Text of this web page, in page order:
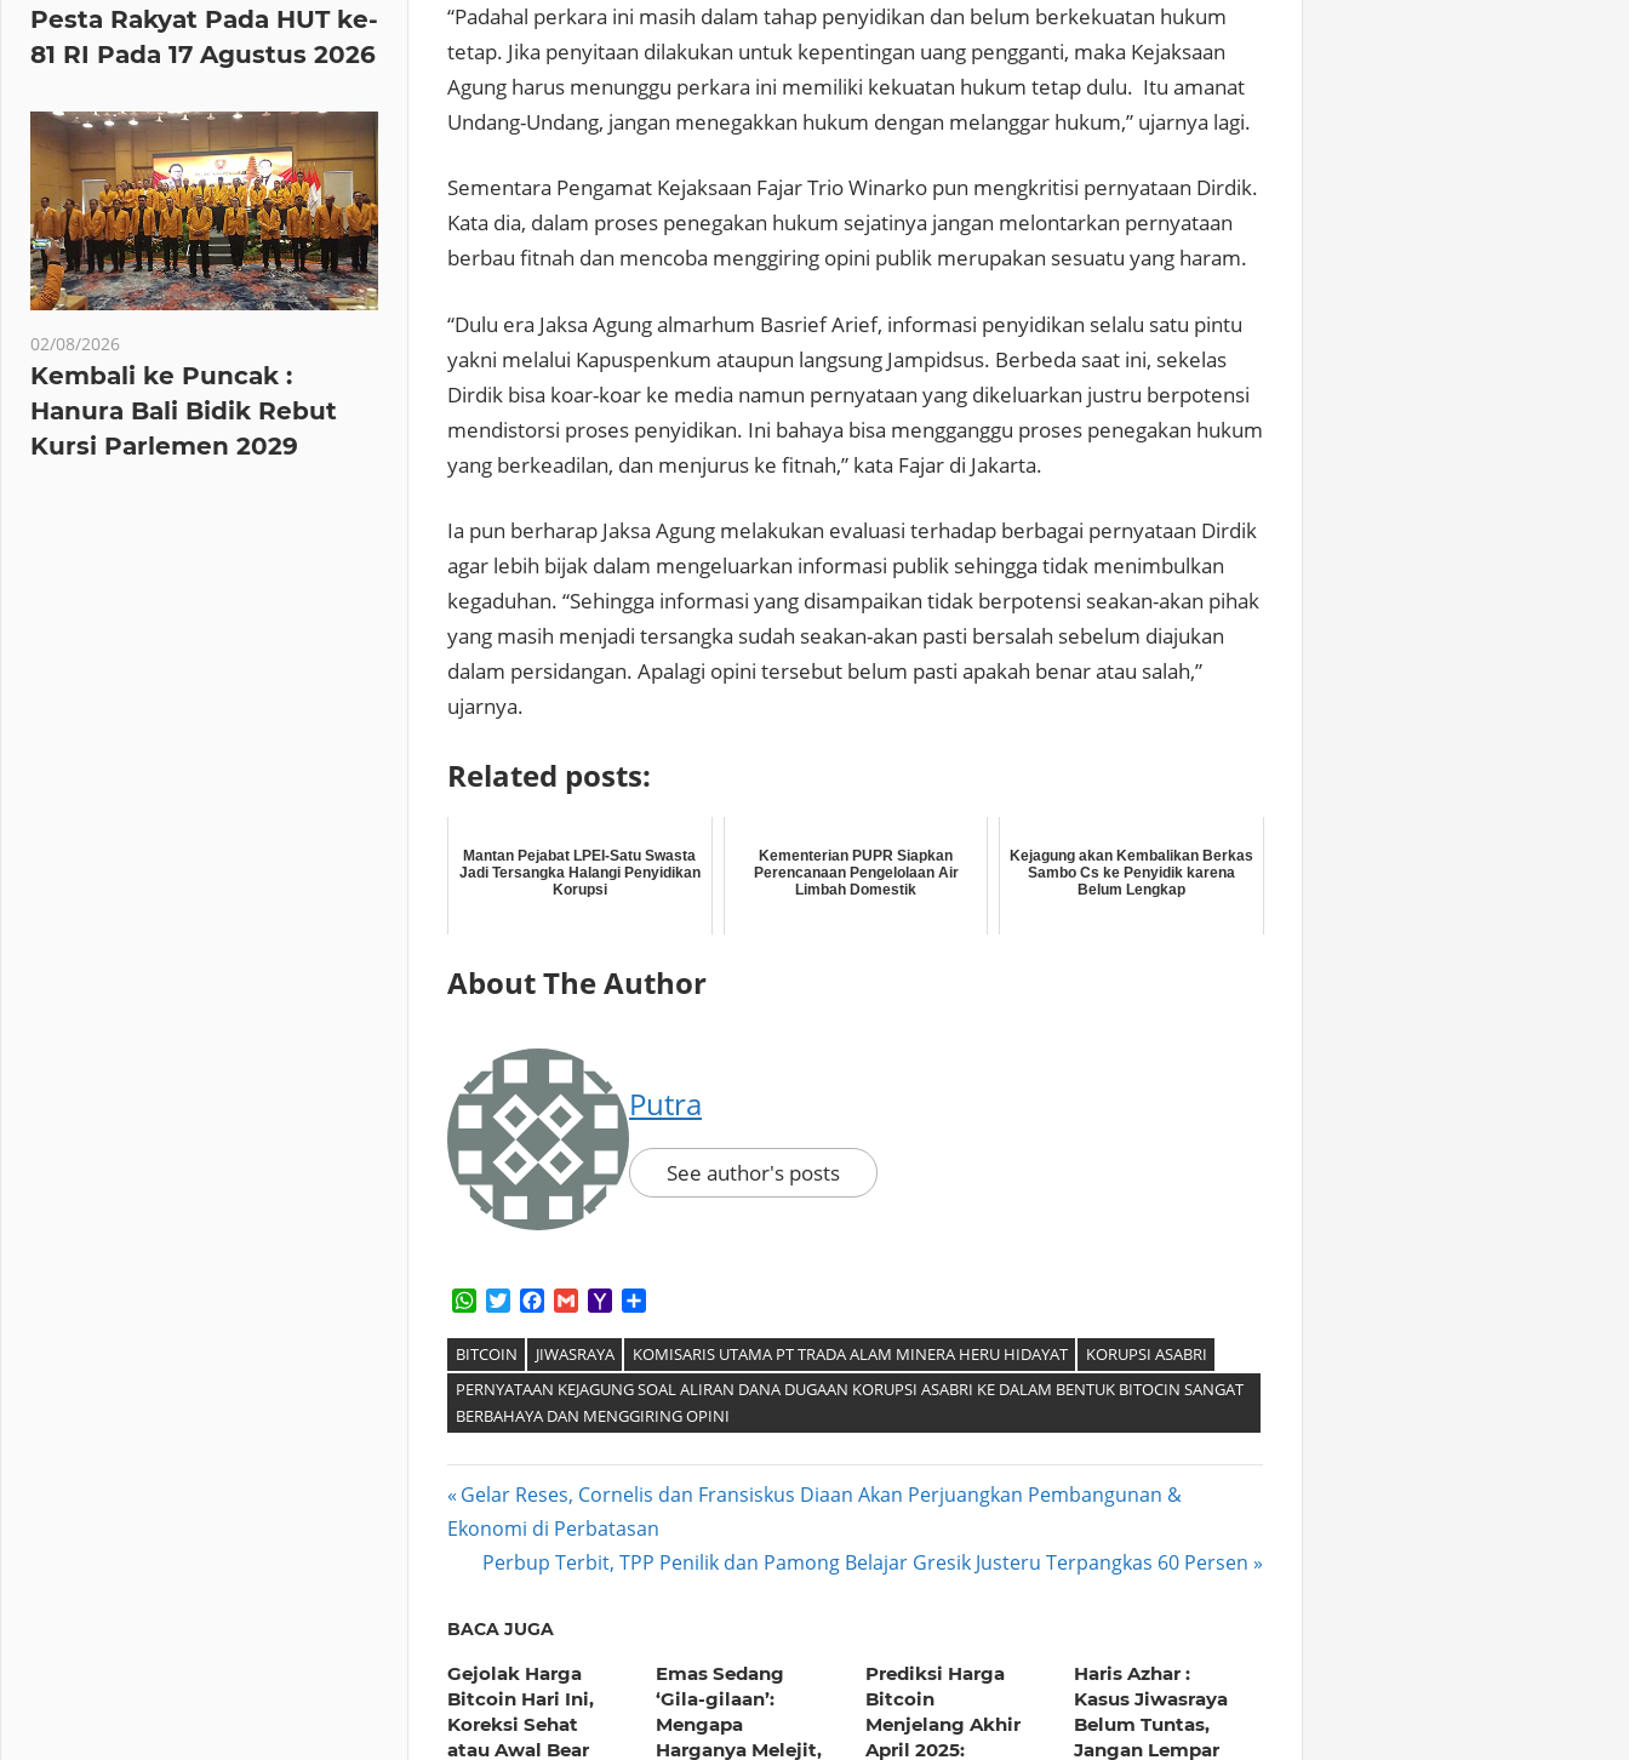
“Padahal perkara ini masih dalam tahap penyidikan dan belum berkekuatan hukum
tetap. Jika penyitaan dilakukan untuk kepentingan uang pengganti, maka Kejaksaan
Agung harus menunggu perkara ini memiliki kekuatan hukum tetap dulu. Itu amanat
Undang-Undang, jangan menegakkan hukum dengan melanggar hukum,” ujarnya lagi.
Sementara Pengamat Kejaksaan Fajar Trio Winarko pun mengkritisi pernyataan Dirdik.
Kata dia, dalam proses penegakan hukum sejatinya jangan melontarkan pernyataan
berbau fitnah dan mencoba menggiring opini publik merupakan sesuatu yang haram.
“Dulu era Jaksa Agung almarhum Basrief Arief, informasi penyidikan selalu satu pintu
yakni melalui Kapuspenkum ataupun langsung Jampidsus. Berbeda saat ini, sekelas
Dirdik bisa koar-koar ke media namun pernyataan yang dikeluarkan justru berpotensi
mendistorsi proses penyidikan. Ini bahaya bisa mengganggu proses penegakan hukum
yang berkeadilan, dan menjurus ke fitnah,” kata Fajar di Jakarta.
Ia pun berharap Jaksa Agung melakukan evaluasi terhadap berbagai pernyataan Dirdik
agar lebih bijak dalam mengeluarkan informasi publik sehingga tidak menimbulkan
kegaduhan. “Sehingga informasi yang disampaikan tidak berpotensi seakan-akan pihak
yang masih menjadi tersangka sudah seakan-akan pasti bersalah sebelum diajukan
dalam persidangan. Apalagi opini tersebut belum pasti apakah benar atau salah,”
ujarnya.
Related posts:
Mantan Pejabat LPEI-Satu Swasta
Jadi Tersangka Halangi Penyidikan
Korupsi
Kementerian PUPR Siapkan
Perencanaan Pengelolaan Air
Limbah Domestik
Kejagung akan Kembalikan Berkas
Sambo Cs ke Penyidik karena
Belum Lengkap
About The Author
Putra
See author's posts
WhatsApp
TwitterFacebook
GmailYahoo
BITCOIN JIWASRAYA KOMISARIS UTAMA PT TRADA ALAM MINERA HERU HIDAYAT
KORUPSI ASABRI
PERNYATAAN KEJAGUNG SOAL ALIRAN DANA DUGAAN KORUPSI ASABRI KE DALAM BENTUK BITOCIN SANGAT
BERBAHAYA DAN MENGGIRING OPINI
Post
navigation
Previous
Post:
Gelar Reses, Cornelis dan Fransiskus Diaan Akan Perjuangkan Pembangunan &
Ekonomi di Perbatasan
Next
Perbup Terbit, TPP Penilik dan Pamong Belajar Gresik Justeru Terpangkas 60 Persen
BACA JUGA
Gejolak Harga
Bitcoin Hari Ini,
Koreksi Sehat
atau Awal Bear
Emas Sedang
‘Gila-gilaan’:
Mengapa
Harganya Melejit,
Prediksi Harga
Bitcoin
Menjelang Akhir
April 2025:
Haris Azhar :
Kasus Jiwasraya
Belum Tuntas,
Jangan Lempar
Pesta Rakyat Pada HUT ke-
81 RI Pada 17 Agustus 2026
02/08/2026
Kembali ke Puncak :
Hanura Bali Bidik Rebut
Kursi Parlemen 2029